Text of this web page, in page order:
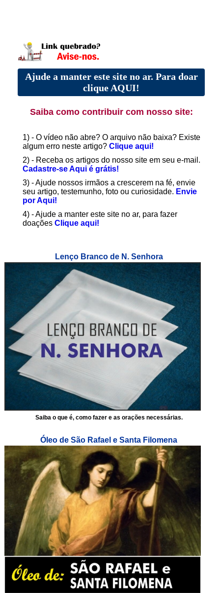
Ajude a manter este site no ar. Para doar
clique AQUI!
Saiba como contribuir com nosso site:
1) - O vídeo não abre? O arquivo não baixa? Existe
algum erro neste artigo? Clique aqui!
2) - Receba os artigos do nosso site em seu e-mail.
Cadastre-se Aqui é grátis!
3) - Ajude nossos irmãos a crescerem na fé, envie
seu artigo, testemunho, foto ou curiosidade. Envie
por Aqui!
4) - Ajude a manter este site no ar, para fazer
doações Clique aqui!
Lenço Branco de N. Senhora
Saiba o que é, como fazer e as orações necessárias.
Óleo de São Rafael e Santa Filomena